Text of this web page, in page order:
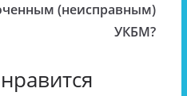
(неисправным)
УКБМ?